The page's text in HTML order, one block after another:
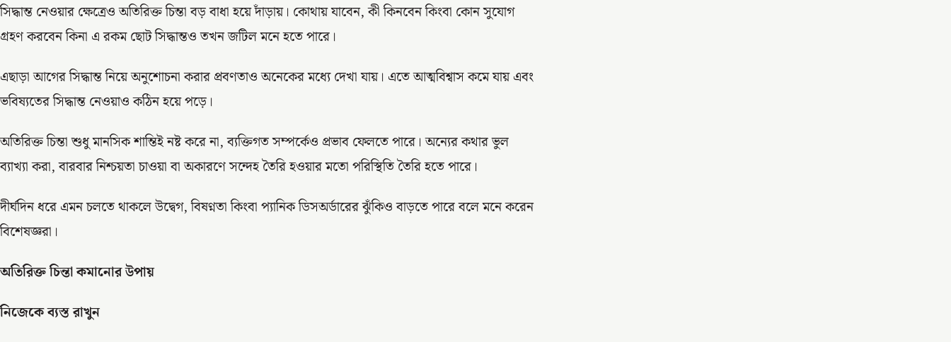
সিদ্ধান্ত নেওয়ার ক্ষেত্রেও অতিরিক্ত চিন্তা বড় বাধা হয়ে দাঁড়ায়। কোথায় যাবেন, কী কিনবেন কিংবা কোন সুযোগ
গ্রহণ করবেন কিনা এ রকম ছোট সিদ্ধান্তও তখন জটিল মনে হতে পারে।
এছাড়া আগের সিদ্ধান্ত নিয়ে অনুশোচনা করার প্রবণতাও অনেকের মধ্যে দেখা যায়। এতে আত্মবিশ্বাস কমে যায় এবং
ভবিষ্যতের সিদ্ধান্ত নেওয়াও কঠিন হয়ে পড়ে।
অতিরিক্ত চিন্তা শুধু মানসিক শান্তিই নষ্ট করে না, ব্যক্তিগত সম্পর্কেও প্রভাব ফেলতে পারে। অন্যের কথার ভুল
ব্যাখ্যা করা, বারবার নিশ্চয়তা চাওয়া বা অকারণে সন্দেহ তৈরি হওয়ার মতো পরিস্থিতি তৈরি হতে পারে।
দীর্ঘদিন ধরে এমন চলতে থাকলে উদ্বেগ, বিষণ্নতা কিংবা প্যানিক ডিসঅর্ডারের ঝুঁকিও বাড়তে পারে বলে মনে করেন
বিশেষজ্ঞরা।
অতিরিক্ত চিন্তা কমানোর উপায়
নিজেকে ব্যস্ত রাখুন